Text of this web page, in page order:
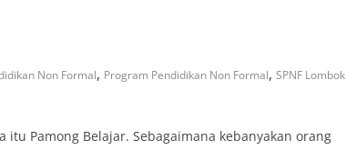
Non Formal, Program Pendidikan Non Formal, SPNF Lombok
Pamong Belajar. Sebagaimana kebanyakan orang